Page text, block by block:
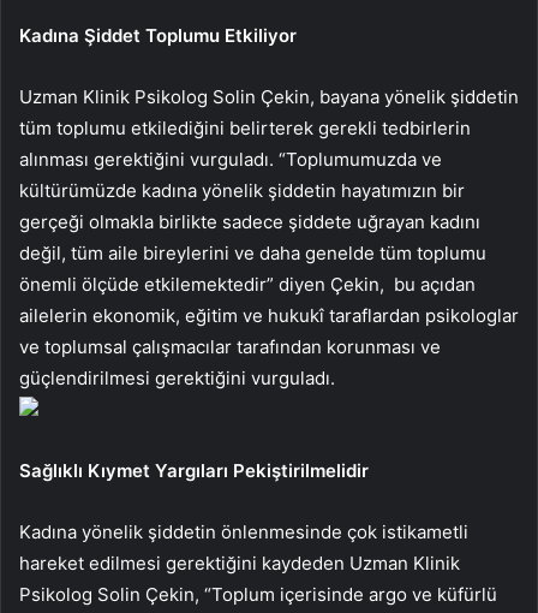
Kadına Şiddet Toplumu Etkiliyor
Uzman Klinik Psikolog Solin Çekin, bayana yönelik şiddetin
tüm toplumu etkilediğini belirterek gerekli tedbirlerin
alınması gerektiğini vurguladı. “Toplumumuzda ve
kültürümüzde kadına yönelik şiddetin hayatımızın bir
gerçeği olmakla birlikte sadece şiddete uğrayan kadını
değil, tüm aile bireylerini ve daha genelde tüm toplumu
önemli ölçüde etkilemektedir” diyen Çekin, bu açıdan
ailelerin ekonomik, eğitim ve hukukî taraflardan psikologlar
ve toplumsal çalışmacılar tarafından korunması ve
güçlendirilmesi gerektiğini vurguladı.
Sağlıklı Kıymet Yargıları Pekiştirilmelidir
Kadına yönelik şiddetin önlenmesinde çok istikametli
hareket edilmesi gerektiğini kaydeden Uzman Klinik
Psikolog Solin Çekin, “Toplum içerisinde argo ve küfürlü